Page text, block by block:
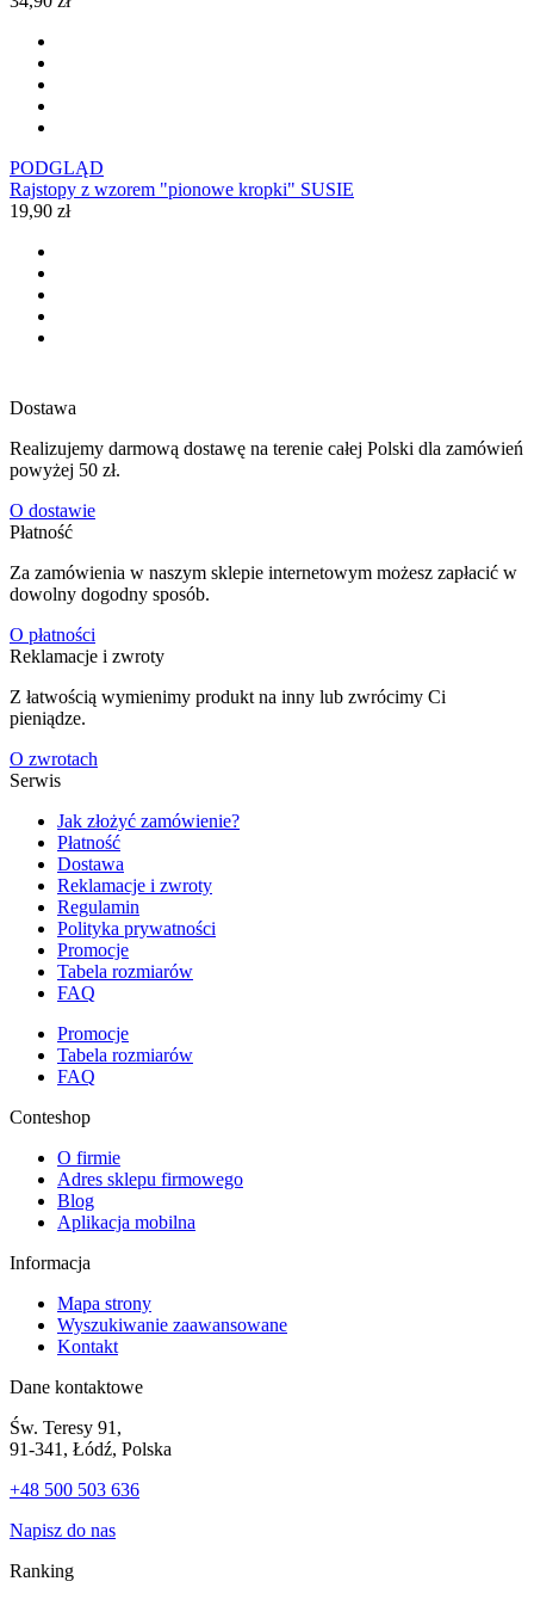
PODGLĄD
Rajstopy z wzorem "pionowe kropki" SUSIE
19,90 zł
Dostawa
Realizujemy darmową dostawę na terenie całej Polski dla zamówień
powyżej 50 zł.
O dostawie
Płatność
Za zamówienia w naszym sklepie internetowym możesz zapłacić w
dowolny dogodny sposób.
O płatności
Reklamacje i zwroty
Z łatwością wymienimy produkt na inny lub zwrócimy Ci
pieniądze.
O zwrotach
Serwis
Jak złożyć zamówienie?
Płatność
Dostawa
Reklamacje i zwroty
Regulamin
Polityka prywatności
Promocje
Tabela rozmiarów
FAQ
Promocje
Tabela rozmiarów
FAQ
Conteshop
O firmie
Adres sklepu firmowego
Blog
Aplikacja mobilna
Informacja
Mapa strony
Wyszukiwanie zaawansowane
Kontakt
Dane kontaktowe
Św. Teresy 91,
91-341, Łódź, Polska
+48 500 503 636
Napisz do nas
Ranking